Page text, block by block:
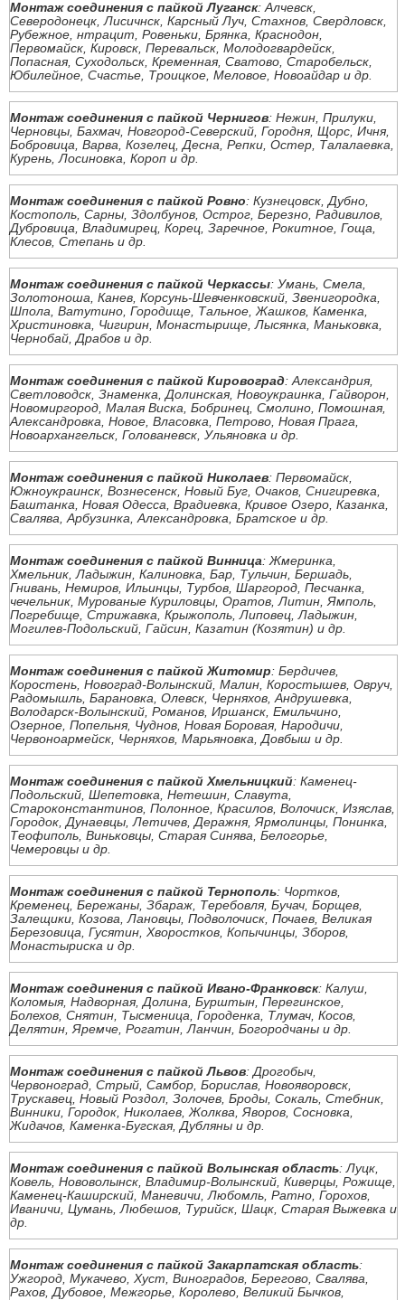
Монтаж соединения с пайкой Луганск: Алчевск,
Северодонецк, Лисичнск, Карсный Луч, Стахнов, Свердловск,
Рубежное, нтрацит, Ровеньки, Брянка, Краснодон,
Первомайск, Кировск, Перевальск, Молодогвардейск,
Попасная, Суходольск, Кременная, Сватово, Старобельск,
Юбилейное, Счастье, Троицкое, Меловое, Новоайдар и др.
Монтаж соединения с пайкой Чернигов: Нежин, Прилуки,
Черновцы, Бахмач, Новгород-Северский, Городня, Щорс, Ичня,
Бобровица, Варва, Козелец, Десна, Репки, Остер, Талалаевка,
Курень, Лосиновка, Короп и др.
Монтаж соединения с пайкой Ровно: Кузнецовск, Дубно,
Костополь, Сарны, Здолбунов, Острог, Березно, Радивилов,
Дубровица, Владимирец, Корец, Заречное, Рокитное, Гоща,
Клесов, Степань и др.
Монтаж соединения с пайкой Черкассы: Умань, Смела,
Золотоноша, Канев, Корсунь-Шевченковский, Звенигородка,
Шпола, Ватутино, Городище, Тальное, Жашков, Каменка,
Христиновка, Чигирин, Монастырище, Лысянка, Маньковка,
Чернобай, Драбов и др.
Монтаж соединения с пайкой Кировоград: Александрия,
Светловодск, Знаменка, Долинская, Новоукраинка, Гайворон,
Новомиргород, Малая Виска, Бобринец, Смолино, Помошная,
Александровка, Новое, Власовка, Петрово, Новая Прага,
Новоархангельск, Голованевск, Ульяновка и др.
Монтаж соединения с пайкой Николаев: Первомайск,
Южноукраинск, Вознесенск, Новый Буг, Очаков, Снигиревка,
Баштанка, Новая Одесса, Врадиевка, Кривое Озеро, Казанка,
Свалява, Арбузинка, Александровка, Братское и др.
Монтаж соединения с пайкой Винница: Жмеринка,
Хмельник, Ладыжин, Калиновка, Бар, Тульчин, Бершадь,
Гнивань, Немиров, Ильинцы, Турбов, Шаргород, Песчанка,
чечельник, Мурованые Куриловцы, Оратов, Литин, Ямполь,
Погребище, Стрижавка, Крыжополь, Липовец, Ладыжин,
Могилев-Подольский, Гайсин, Казатин (Козятин) и др.
Монтаж соединения с пайкой Житомир: Бердичев,
Коростень, Новоград-Волынский, Малин, Коростышев, Овруч,
Радомышль, Барановка, Олевск, Черняхов, Андрушевка,
Володарск-Волынский, Романов, Иршанск, Емильчино,
Озерное, Попельня, Чуднов, Новая Боровая, Народичи,
Червоноармейск, Черняхов, Марьяновка, Довбыш и др.
Монтаж соединения с пайкой Хмельницкий: Каменец-
Подольский, Шепетовка, Нетешин, Славута,
Староконстантинов, Полонное, Красилов, Волочиск, Изяслав,
Городок, Дунаевцы, Летичев, Деражня, Ярмолинцы, Понинка,
Теофиполь, Виньковцы, Старая Синява, Белогорье,
Чемеровцы и др.
Монтаж соединения с пайкой Тернополь: Чортков,
Кременец, Бережаны, Збараж, Теребовля, Бучач, Борщев,
Залещики, Козова, Лановцы, Подволочиск, Почаев, Великая
Березовица, Гусятин, Хворостков, Копычинцы, Зборов,
Монастыриска и др.
Монтаж соединения с пайкой Ивано-Франковск: Калуш,
Коломыя, Надворная, Долина, Бурштын, Перегинское,
Болехов, Снятин, Тысменица, Городенка, Тлумач, Косов,
Делятин, Яремче, Рогатин, Ланчин, Богородчаны и др.
Монтаж соединения с пайкой Львов: Дрогобыч,
Червоноград, Стрый, Самбор, Борислав, Новояворовск,
Трускавец, Новый Роздол, Золочев, Броды, Сокаль, Стебник,
Винники, Городок, Николаев, Жолква, Яворов, Сосновка,
Жидачов, Каменка-Бугская, Дубляны и др.
Монтаж соединения с пайкой Волынская область: Луцк,
Ковель, Нововолынск, Владимир-Волынский, Киверцы, Рожище,
Каменец-Каширский, Маневичи, Любомль, Ратно, Горохов,
Иваничи, Цумань, Любешов, Турийск, Шацк, Старая Выжевка и
др.
Монтаж соединения с пайкой Закарпатская область:
Ужгород, Мукачево, Хуст, Виноградов, Берегово, Свалява,
Рахов, Дубовое, Межгорье, Королево, Великий Бычков,